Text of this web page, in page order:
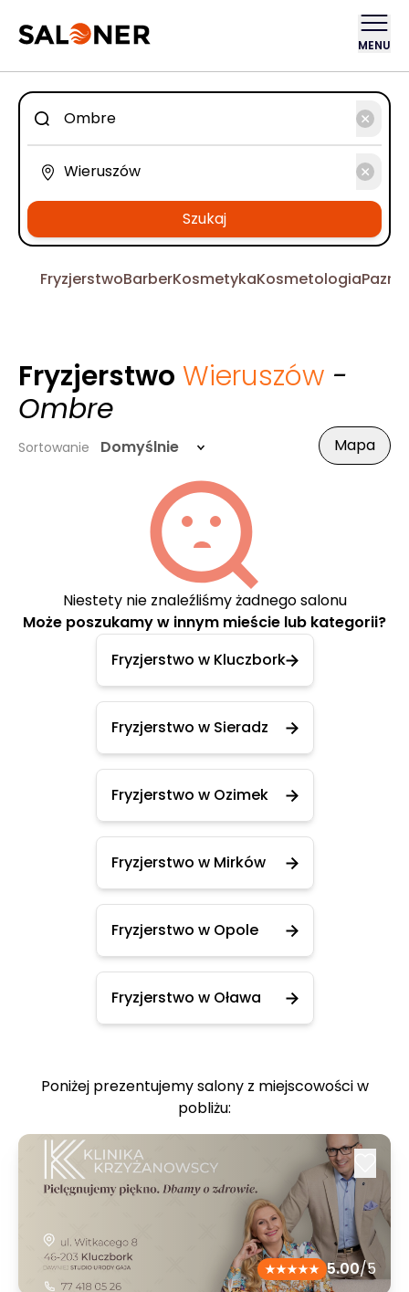
MENU
Szukaj
FryzjerstwoBarberKosmetykaKosmetologia
Fryzjerstwo Wieruszów -
Ombre
Sortowanie Domyślnie Mapa
Niestety nie znaleźliśmy żadnego salonu
Może poszukamy w innym mieście lub kategorii?
Fryzjerstwo w Kluczbork
Fryzjerstwo w Sieradz
Fryzjerstwo w Ozimek
Fryzjerstwo w Mirków
Fryzjerstwo w Opole
Fryzjerstwo w Oława
Poniżej prezentujemy salony z miejscowości w
pobliżu:
5.00/5